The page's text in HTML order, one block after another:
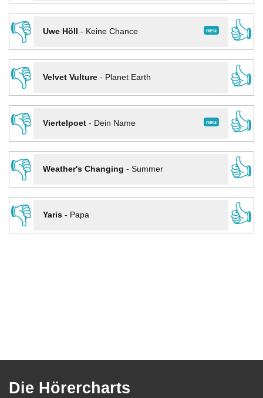
👎
neu
Uwe Höll - Keine Chance
👍
👎
Velvet Vulture- Planet Earth
👍
👎
neu
Viertelpoet- Dein Name
👍
👎
Weather's Changing - Summer
👍
👎
Yaris- Papa 👍
Die Hörercharts